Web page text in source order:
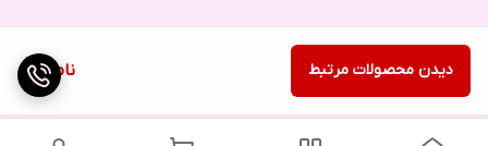
ناموجود دیدن محصولات مرتبط